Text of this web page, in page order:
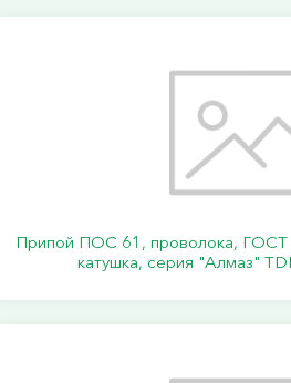
Припой ПОС 61, проволока,
катушка, серия "Алмаз"